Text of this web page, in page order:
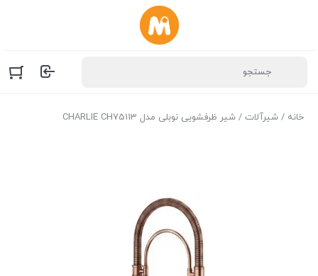
خانه / شیرآلات / شیر ظرفشویی نوبلی مدل CHARLIE CH75113